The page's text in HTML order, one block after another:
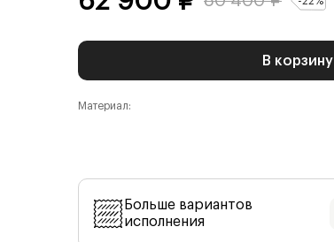
В корзину
Материал:
Больше вариантов
исполнения